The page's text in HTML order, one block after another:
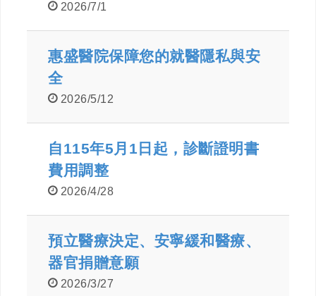
2026/7/1
惠盛醫院保障您的就醫隱私與安
全
2026/5/12
自115年5月1日起，診斷證明書
費用調整
2026/4/28
預立醫療決定、安寧緩和醫療、
器官捐贈意願
2026/3/27